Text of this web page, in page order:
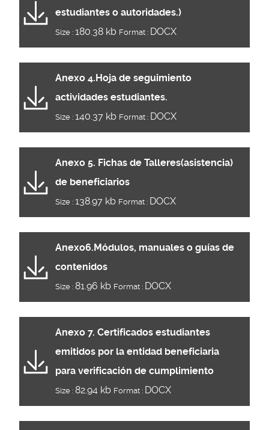
estudiantes o autoridades.)
Size : 180.38 kb Format : DOCX
Anexo 4.Hoja de seguimiento
actividades estudiantes.
Size : 140.37 kb Format : DOCX
Anexo 5. Fichas de Talleres(asistencia)
de beneficiarios
Size : 138.97 kb Format : DOCX
Anexo6.Módulos, manuales o guías de
contenidos
Size : 81.96 kb Format : DOCX
Anexo 7. Certificados estudiantes
emitidos por la entidad beneficiaria
para verificación de cumplimiento
Size : 82.94 kb Format : DOCX